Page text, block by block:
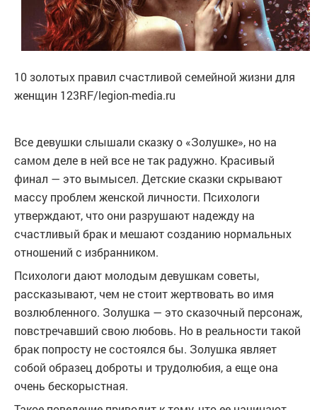
10 золотых правил счастливой семейной жизни для
женщин 123RF/legion-media.ru
Все девушки слышали сказку о «Золушке», но на
самом деле в ней все не так радужно. Красивый
финал — это вымысел. Детские сказки скрывают
массу проблем женской личности. Психологи
утверждают, что они разрушают надежду на
счастливый брак и мешают созданию нормальных
отношений с избранником.
Психологи дают молодым девушкам советы,
рассказывают, чем не стоит жертвовать во имя
возлюбленного. Золушка — это сказочный персонаж,
повстречавший свою любовь. Но в реальности такой
брак попросту не состоялся бы. Золушка являет
собой образец доброты и трудолюбия, а еще она
очень бескорыстная.